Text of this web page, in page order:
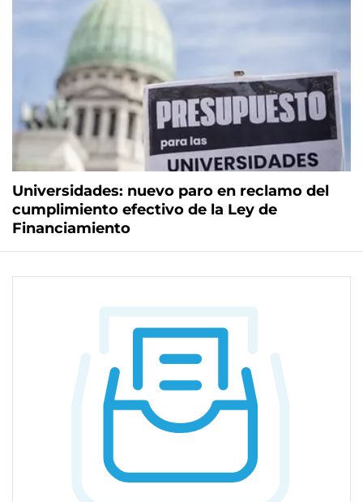
Universidades: nuevo paro en reclamo del
cumplimiento efectivo de la Ley de
Financiamiento